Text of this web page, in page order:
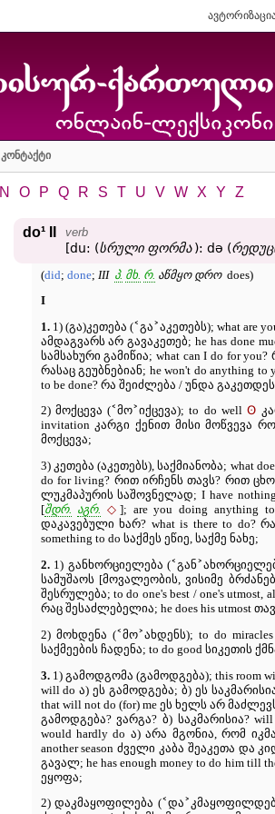
კონტაქტი
N O P Q R S T U V W X Y Z
do¹ II verb
[du: (სრული ფორმა ): də (
(did; done; III პ. მხ. რ. აწმყო დრო does)
I
1.1) (გა)კეთება (˂გა˃აკეთებს); what are
ამდაგვარს არ გავაკეთებ; he has done
სამსახური გამიწია; what can I do for
რასაც გეუბნებიან; he won't do anything
to be done? რა შეიძლება / უნდა
2) მოქცევა (˂მო˃იქცევა); to do wellʘ
invitation კარგი ქენით მისი მოწვევა
მოქცევა;
3) კეთება (აკეთებს), საქმიანობა; what
do for living? რით ირჩენს თავს? რით
ლუკმაპურის საშოვნელად; I have
[შდრ. აგრ. ◇ ]; are you doing anything
დაკავებული ხარ? what is there to do?
something to do საქმეს ეწიე, საქმე ნახე;
2.1) განხორციელება (˂გან˃
სამუშაოს [მოვალეობის, ვისიმე
შესრულება; to do one's best / one's utmost,
რაც შესაძლებელია; he does his utmost
2) მოხდენა (˂მო˃ახდენს); to do
საქმეების ჩადენა; to do good სიკეთის
3.1) გამოდგომა (გამოდგება); this room
will do ა) ეს გამოდგება; ბ) ეს
that will not do (for) me ეს ხელს არ
გამოდგება? ვარგა? ბ) საკმარისია?
would hardly do ა) არა მგონია, რომ
another season ძველი კაბა შეაკეთა და
გავალ; he has enough money to do him
ეყოფა;
2) დაკმაყოფილება (˂და˃